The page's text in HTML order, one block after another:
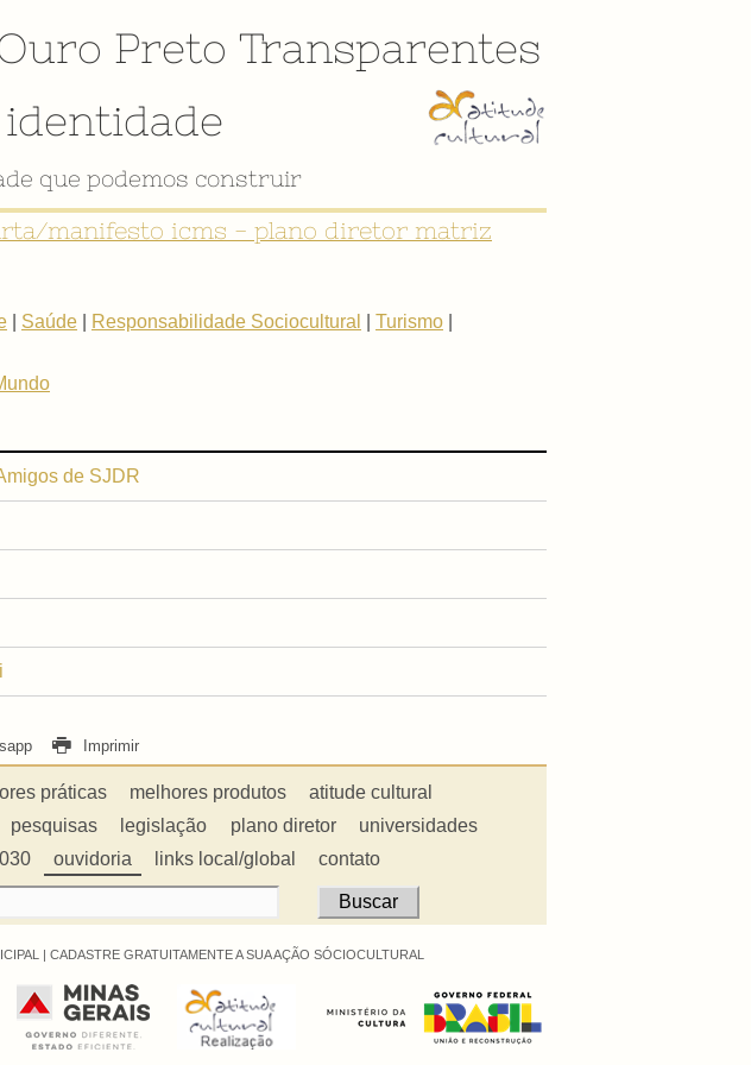
Preto Transparentes
que podemos construir
manifesto icms - plano diretor matriz
Saúde Responsabilidade Sociocultural Turismo
de SJDR
Imprimir
práticas melhores produtos
atitude cultural
pesquisas legislação plano diretor
universidades
ouvidoria links local/global contato
| CADASTRE GRATUITAMENTE A SUA AÇÃO SÓCIOCULTURAL